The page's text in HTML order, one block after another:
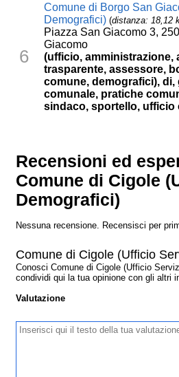
6
Comune di Borgo San
Demografici) (distanza: 18,12
Piazza San Giacomo 3,
Giacomo
(ufficio, amministrazione,
trasparente, assessore,
comune, demografici),
comunale, pratiche
sindaco, sportello, ufficio
Recensioni ed
Comune di Cigole
Demografici)
Nessuna recensione. Recensisci per
Comune di Cigole (Ufficio
Conosci Comune di Cigole (Ufficio
condividi qui la tua opinione con gli altri
Valutazione